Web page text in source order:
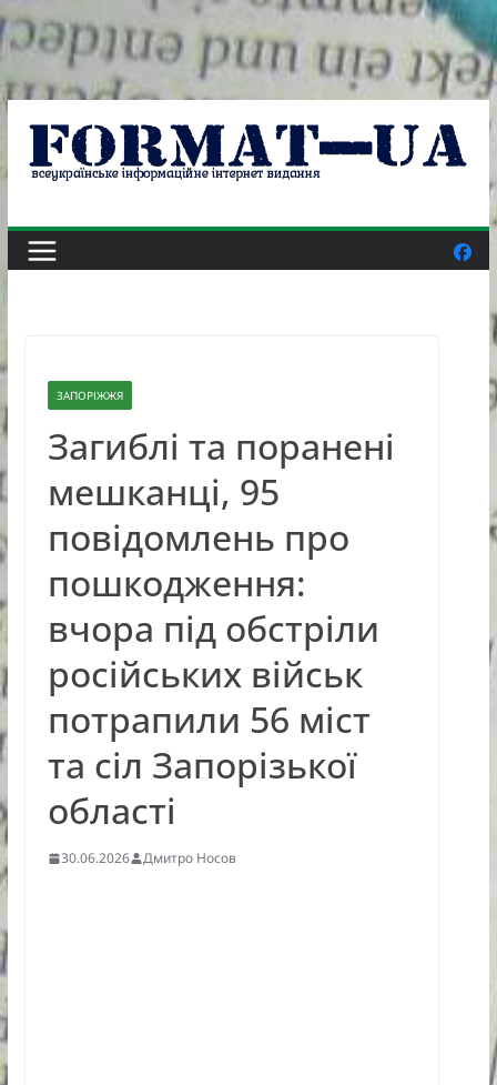
Skip
content
ЗАПОРІЖЖЯ
Загиблі та поранені
мешканці, 95
повідомлень про
пошкодження:
вчора під обстріли
російських військ
потрапили 56 міст
та сіл Запорізької
області
30.06.2026 Дмитро Носов